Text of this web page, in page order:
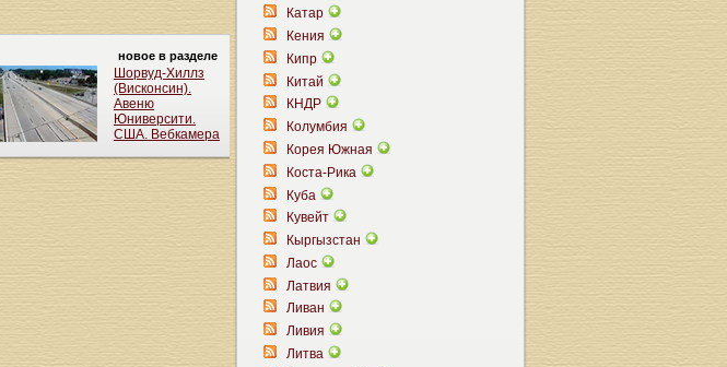
Катар
Кения
Кипр
Китай
КНДР
Колумбия
Корея Южная
Коста-Рика
Куба
Кувейт
Кыргызстан
Лаос
Латвия
Ливан
Ливия
Литва